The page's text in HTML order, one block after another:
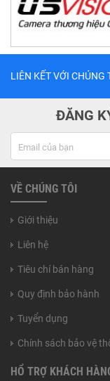
LIÊN KẾT VỚI CHÚNG
ĐĂNG
VỀ CHÚNG TÔI
Giới thiệu
Liên hệ
Tiêu chí bán hàng
Quy định bảo hành
Tuyển dụng
Chính sách bảo vệ
HỔ TRỢ KHÁCH